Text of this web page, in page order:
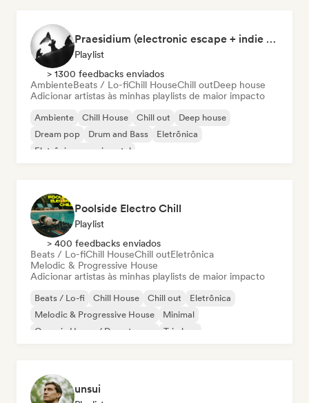
Praesidium (electronic escape + indie electronic + sad songs for doomers)
Playlist
> 1300 feedbacks enviados
AmbienteBeats / Lo-fiChill HouseChill outDeep house
Adicionar artistas às minhas playlists de maior impacto
Ambiente Chill House Chill out
Deep house
Dream pop
Drum and Bass
Eletrônica
Eletrônica experimental
Poolside Electro Chill
Playlist
> 400 feedbacks enviados
Beats / Lo-fiChill HouseChill outEletrônica
Melodic & Progressive House
Adicionar artistas às minhas playlists de maior impacto
Beats / Lo-fi Chill House Chill out
Eletrônica
Melodic & Progressive House
Minimal
Organic House / Downtempo
Trip hop
unsui